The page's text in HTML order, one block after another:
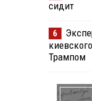
сидит
6
Трампом